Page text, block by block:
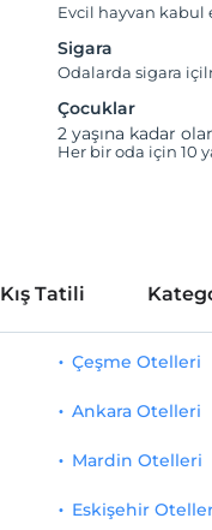
Evcil hayvan
Sigara
Odalarda sigara
Çocuklar
2 yaşına kadar
Her bir oda için 10
Kış Tatili
Çeşme Otelleri
Ankara Otelleri
Mardin Otelleri
Eskişehir